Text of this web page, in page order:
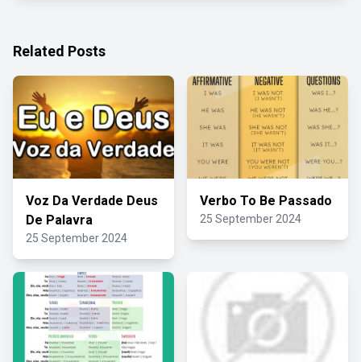
Related Posts
Voz Da Verdade Deus
De Palavra
25 September 2024
Verbo To Be Passado
25 September 2024